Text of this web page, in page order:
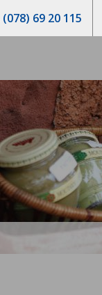
(078) 69 20 115